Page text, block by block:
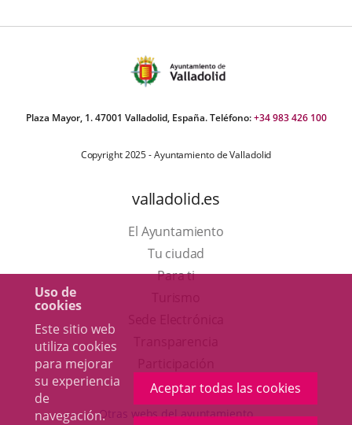
Uso de
cookies
Este sitio web
utiliza cookies
para mejorar
su experiencia
de
navegación.
Aceptar todas las cookies
Plaza Mayor, 1. 47001 Valladolid, España. Teléfono:+34 983 426 100
Copyright 2025 - Ayuntamiento de Valladolid
valladolid.es
El Ayuntamiento
Tu ciudad
Para ti
en
una
aplicación
externa.
Otras webs del ayuntamiento